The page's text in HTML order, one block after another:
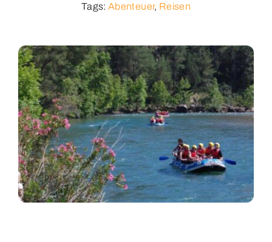
Tags: Abenteuer, Reisen